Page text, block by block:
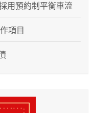
用預約制平衡車流
項目